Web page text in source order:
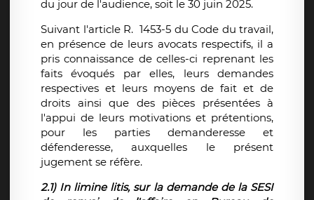
du jour de l'audience, soit le 30 juin 2025.
Suivant l'article R. 1453-5 du Code du travail,
en présence de leurs avocats respectifs, il a
pris connaissance de celles-ci reprenant les
faits évoqués par elles, leurs demandes
respectives et leurs moyens de fait et de
droits ainsi que des pièces présentées à
l'appui de leurs motivations et prétentions,
pour les parties demanderesse et
défenderesse, auxquelles le présent
jugement se réfère.
2.1) In limine litis, sur la demande de la SESI